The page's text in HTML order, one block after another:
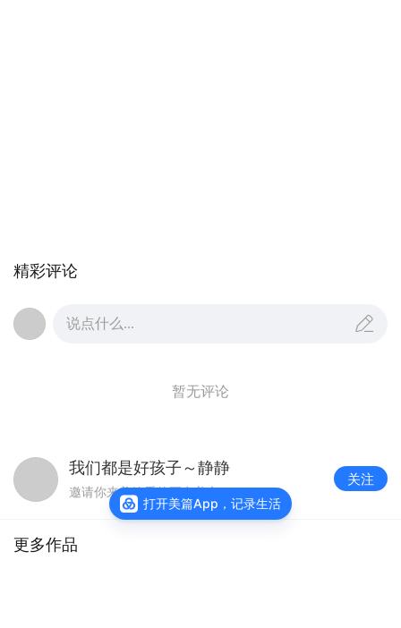
精彩评论
说点什么...
暂无评论
我们都是好孩子～静静
邀请你来美篇看他更多美文
关注
更多作品
打开美篇App，记录生活